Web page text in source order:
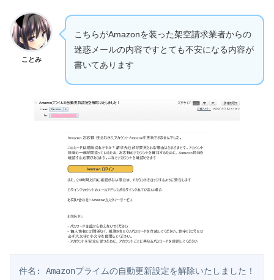
ことみ
こちらがAmazonを装った架空請求業者からの
迷惑メールの内容ですとても不安になる内容が
書いてあります
件名: Amazonプライムの自動更新設定を解除いたしました！